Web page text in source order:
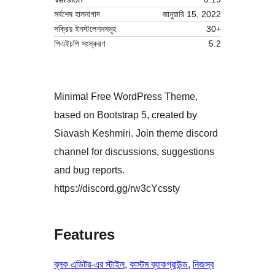
সর্বশেষ হালনাগাদ
জানুয়ারি 15, 2022
সক্রিয় ইনস্টলেশনসমূহ
30+
পিএইচপি সংস্করণ
5.2
Minimal Free WordPress Theme,
based on Bootstrap 5, created by
Siavash Keshmiri. Join theme discord
channel for discussions, suggestions
and bug reports.
https://discord.gg/rw3cYcssty
Features
ব্লক এডিটর-এর স্টাইল, কাস্টম ব্যাকগ্রাউন্ড, নিজস্ব